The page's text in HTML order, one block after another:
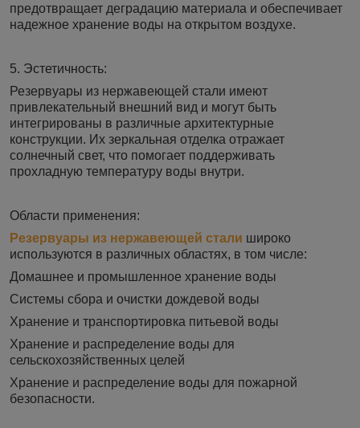
предотвращает деградацию материала и обеспечивает
надежное хранение воды на открытом воздухе.
5. Эстетичность:
Резервуары из нержавеющей стали имеют
привлекательный внешний вид и могут быть
интегрированы в различные архитектурные
конструкции. Их зеркальная отделка отражает
солнечный свет, что помогает поддерживать
прохладную температуру воды внутри.
Области применения:
Резервуары из нержавеющей стали широко
используются в различных областях, в том числе:
Домашнее и промышленное хранение воды
Системы сбора и очистки дождевой воды
Хранение и транспортировка питьевой воды
Хранение и распределение воды для
сельскохозяйственных целей
Хранение и распределение воды для пожарной
безопасности.